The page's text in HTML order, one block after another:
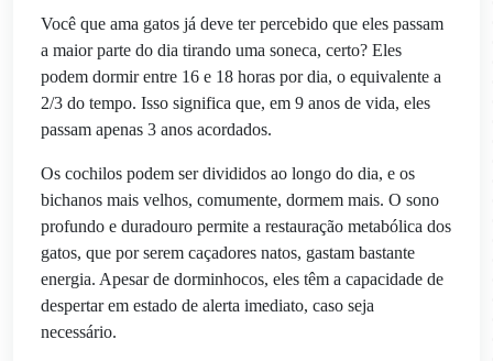
Você que ama gatos já deve ter percebido que eles passam
a maior parte do dia tirando uma soneca, certo? Eles
podem dormir entre 16 e 18 horas por dia, o equivalente a
2/3 do tempo. Isso significa que, em 9 anos de vida, eles
passam apenas 3 anos acordados.
Os cochilos podem ser divididos ao longo do dia, e os
bichanos mais velhos, comumente, dormem mais. O sono
profundo e duradouro permite a restauração metabólica dos
gatos, que por serem caçadores natos, gastam bastante
energia. Apesar de dorminhocos, eles têm a capacidade de
despertar em estado de alerta imediato, caso seja
necessário.